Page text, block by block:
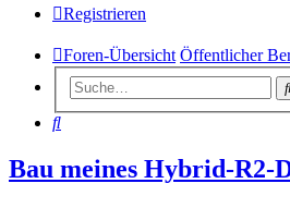
Registrieren
Foren-Übersicht Öffentlicher
Suche
Bau meines Hybrid-R2-